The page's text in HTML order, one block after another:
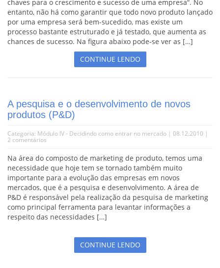
chaves para o crescimento e sucesso de uma empresa“. No
entanto, não há como garantir que todo novo produto lançado
por uma empresa será bem-sucedido, mas existe um
processo bastante estruturado e já testado, que aumenta as
chances de sucesso. Na figura abaixo pode-se ver as […]
CONTINUE LENDO
A pesquisa e o desenvolvimento de novos
produtos (P&D)
Categoria: Módulo IV - Decidindo como entrar no mercado | 08.12.2010 |
2 comentários
Na área do composto de marketing de produto, temos uma
necessidade que hoje tem se tornado também muito
importante para a evolução das empresas em novos
mercados, que é a pesquisa e desenvolvimento. A área de
P&D é responsável pela realização da pesquisa de marketing
como principal ferramenta para levantar informações a
respeito das necessidades […]
CONTINUE LENDO